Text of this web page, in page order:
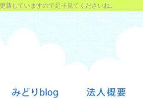
していますので是非見てくださいね。